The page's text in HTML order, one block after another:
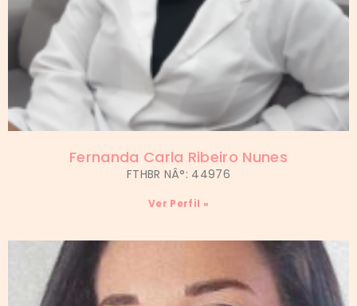
Fernanda Carla Ribeiro Nunes
FTHBR NÂ°: 44976
Ver Perfil »